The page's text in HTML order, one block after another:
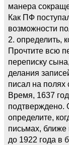
манера
Как ПФ
возможности
2. определить,
Прочтите всю
переписку
делания
писал на полях
Время, 1637
подтверждено.
определите,
письмах, ближе
до 1922 года в